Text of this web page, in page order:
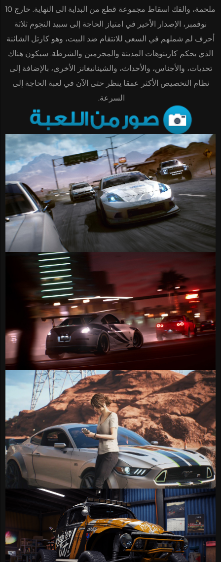
ملحمة، والفك اسقاط مجموعة قطع من البداية الى النهاية. خارج 10
نوفمبر، الإصدار الأخير في امتياز الحاجة إلى سبيد النجوم ثلاثة
أحرف لم شملهم في السعي للانتقام ضد البيت، وهو كارتل الشائنة
الذي يحكم كازينوهات المدينة والمجرمين والشرطة. سيكون هناك
تحديات، والأجناس، والأحداث، والشينانيغانز الأخرى، بالإضافة إلى
نظام التخصيص الأكثر عمقا ينظر حتى الآن في لعبة الحاجة إلى
السرعة.